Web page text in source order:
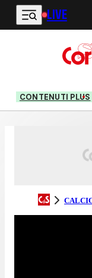
Vai al contenuto
LIVE
CONTENUTI PLUS